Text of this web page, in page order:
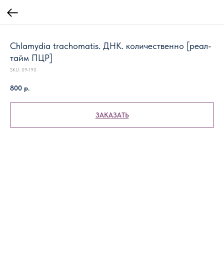
Chlamydia trachomatis. ДНК. количественно [реал-
тайм ПЦР]
SKU: 09-190
800 р.
ЗАКАЗАТЬ